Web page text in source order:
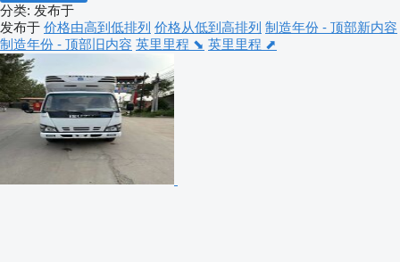
分类: 发布于
发布于 价格由高到低排列 价格从低到高排列 制造年份 - 顶部新内容
制造年份 - 顶部旧内容 英里里程 ⬊ 英里里程 ⬈